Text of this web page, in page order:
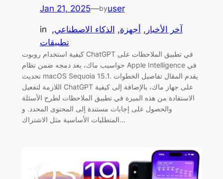
Jan 21, 2025—byuser
in آخر الأخبار , أجهزة, الذكاء الاصطناعي,
تطبيقات
كيفية استخدام روبوت ChatGPT في تطبيق الملاحظات على
حواسيب ماك، بعد دمجه ضمن نظام Apple Intelligence في
تحديث macOS Sequoia 15.1. يقدم المقال تفاصيل الخطوات
اللازمة لتفعيل ChatGPT على جهاز ماك، بالإضافة إلى كيفية
الاستفادة من هذه الميزة في تطبيق الملاحظات لطرح الأسئلة
والحصول على إجابات مستندة إلى المحتوى المحدد. و
المتطلبات الأساسية مثل الاشتراك…